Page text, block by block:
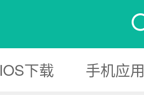
IOS下载 手机应用